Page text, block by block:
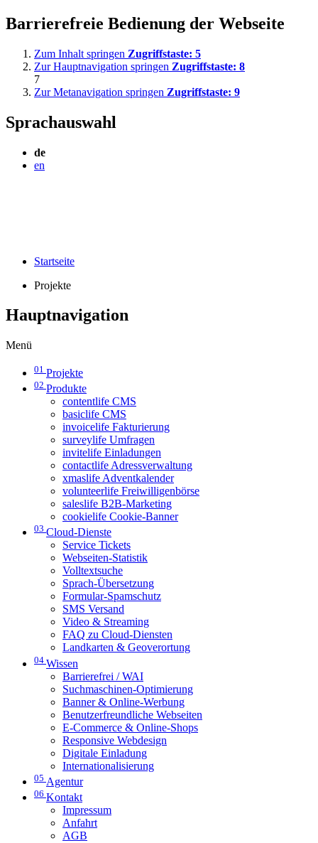
Barrierefreie Bedienung der Webseite
Zum Inhalt springen Zugriffstaste: 5
Zur Hauptnavigation springen Zugriffstaste: 8
7
Zur Metanavigation springen Zugriffstaste: 9
Sprachauswahl
de
en
Startseite
Projekte
Hauptnavigation
Menü
01 Projekte
02 Produkte
contentlife CMS
basiclife CMS
invoicelife Fakturierung
surveylife Umfragen
invitelife Einladungen
contactlife Adressverwaltung
xmaslife Adventkalender
volunteerlife Freiwilligenbörse
saleslife B2B-Marketing
cookielife Cookie-Banner
03 Cloud-Dienste
Service Tickets
Webseiten-Statistik
Volltextsuche
Sprach-Übersetzung
Formular-Spamschutz
SMS Versand
Video & Streaming
FAQ zu Cloud-Diensten
Landkarten & Geoverortung
04 Wissen
Barrierefrei / WAI
Suchmaschinen-Optimierung
Banner & Online-Werbung
Benutzerfreundliche Webseiten
E-Commerce & Online-Shops
Responsive Webdesign
Digitale Einladung
Internationalisierung
05 Agentur
06 Kontakt
Impressum
Anfahrt
AGB